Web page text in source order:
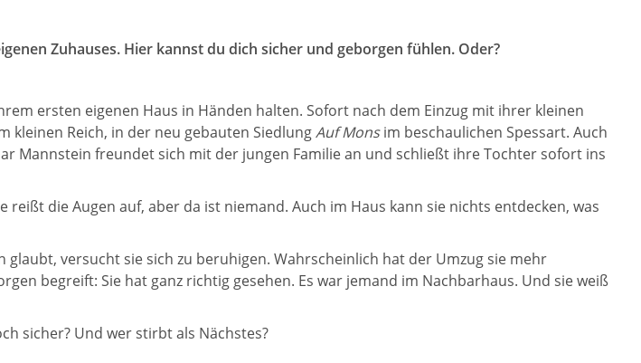
Zuhauses. Hier kannst du dich sicher und geborgen fühlen. Oder?
ersten eigenen Haus in Händen halten. Sofort nach dem Einzug mit ihrer kleinen
kleinen Reich, in der neu gebauten SiedlungAuf Monsim beschaulichen Spessart. Auch
Mannstein freundet sich mit der jungen Familie an und schließt ihre Tochter sofort ins
die Augen auf, aber da ist niemand. Auch im Haus kann sie nichts entdecken, was
versucht sie sich zu beruhigen. Wahrscheinlich hat der Umzug sie mehr
begreift: Sie hat ganz richtig gesehen. Es war jemand im Nachbarhaus. Und sie weiß
sicher? Und wer stirbt als Nächstes?